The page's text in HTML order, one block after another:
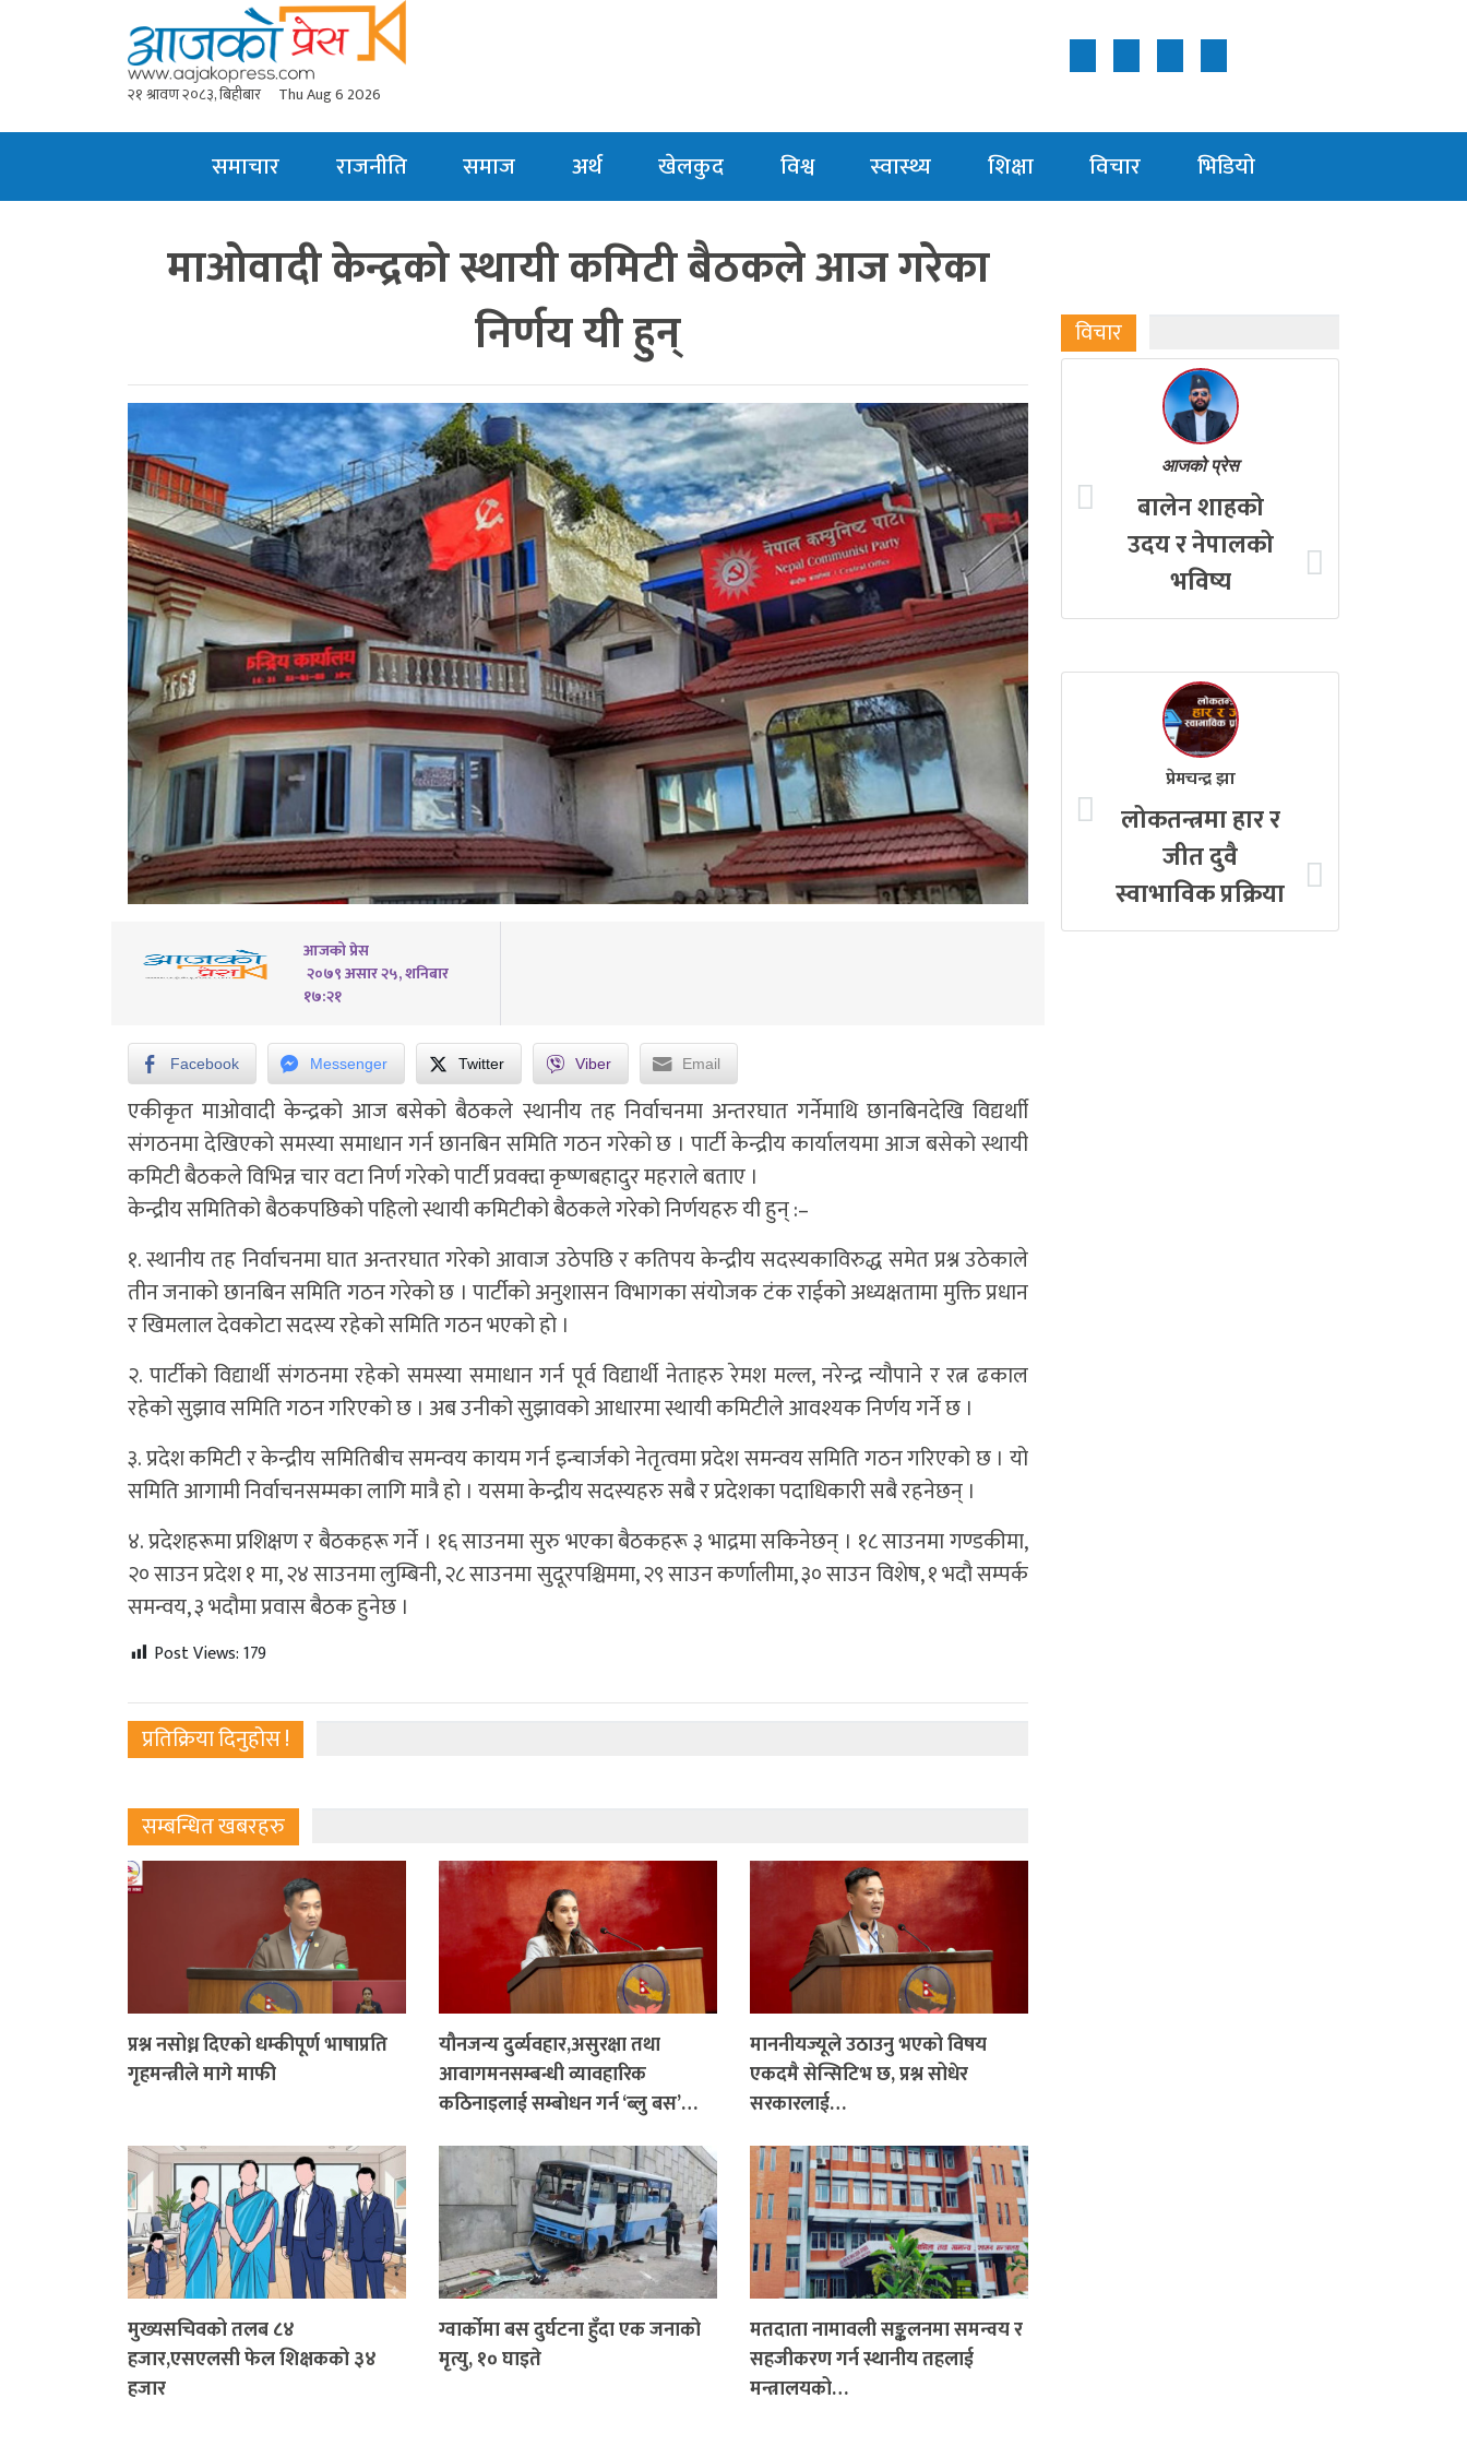
२१ श्रावण २०८३, बिहीबार Thu Aug 6 2026
समाचार राजनीति समाज अर्थ खेलकुद विश्व स्वास्थ्य शिक्षा विचार भिडियाे
माओवादी केन्द्रको स्थायी कमिटी बैठकले आज गरेका
निर्णय यी हुन्
आजको प्रेस
२०७९ असार २५, शनिबार
१७:२१
Facebook Messenger Twitter Viber Email
एकीकृत माओवादी केन्द्रको आज बसेको बैठकले स्थानीय तह निर्वाचनमा अन्तरघात गर्नेमाथि छानबिनदेखि विद्यर्थाी
संगठनमा देखिएको समस्या समाधान गर्न छानबिन समिति गठन गरेको छ । पार्टी केन्द्रीय कार्यालयमा आज बसेको स्थायी
कमिटी बैठकले विभिन्न चार वटा निर्ण गरेको पार्टी प्रवक्दा कृष्णबहादुर महराले बताए ।
केन्द्रीय समितिको बैठकपछिको पहिलो स्थायी कमिटीको बैठकले गरेको निर्णयहरु यी हुन् :–
१. स्थानीय तह निर्वाचनमा घात अन्तरघात गरेको आवाज उठेपछि र कतिपय केन्द्रीय सदस्यकाविरुद्ध समेत प्रश्न उठेकाले
तीन जनाको छानबिन समिति गठन गरेको छ । पार्टीको अनुशासन विभागका संयोजक टंक राईको अध्यक्षतामा मुक्ति प्रधान
र खिमलाल देवकोटा सदस्य रहेको समिति गठन भएको हो ।
२. पार्टीको विद्यार्थी संगठनमा रहेको समस्या समाधान गर्न पूर्व विद्यार्थी नेताहरु रेमश मल्ल, नरेन्द्र न्यौपाने र रत्न ढकाल
रहेको सुझाव समिति गठन गरिएको छ । अब उनीको सुझावको आधारमा स्थायी कमिटीले आवश्यक निर्णय गर्ने छ ।
३. प्रदेश कमिटी र केन्द्रीय समितिबीच समन्वय कायम गर्न इन्चार्जको नेतृत्वमा प्रदेश समन्वय समिति गठन गरिएको छ । यो
समिति आगामी निर्वाचनसम्मका लागि मात्रै हो । यसमा केन्द्रीय सदस्यहरु सबै र प्रदेशका पदाधिकारी सबै रहनेछन् ।
४. प्रदेशहरूमा प्रशिक्षण र बैठकहरू गर्ने । १६ साउनमा सुरु भएका बैठकहरू ३ भाद्रमा सकिनेछन् । १८ साउनमा गण्डकीमा,
२० साउन प्रदेश १ मा, २४ साउनमा लुम्बिनी, २८ साउनमा सुदूरपश्चिममा, २९ साउन कर्णालीमा, ३० साउन विशेष, १ भदौ सम्पर्क
समन्वय, ३ भदौमा प्रवास बैठक हुनेछ ।
Post Views:179
प्रतिक्रिया दिनुहोस !
सम्बन्धित खबरहरु
प्रश्न नसोध्न दिएको धम्कीपूर्ण भाषाप्रति
गृहमन्त्रीले मागे माफी
यौनजन्य दुर्व्यवहार,असुरक्षा तथा
आवागमनसम्बन्धी व्यावहारिक
कठिनाइलाई सम्बोधन गर्न ‘ब्लु बस’…
माननीयज्यूले उठाउनु भएको विषय
एकदमै सेन्सिटिभ छ, प्रश्न सोधेर
सरकारलाई…
मुख्यसचिवको तलब ८४
हजार,एसएलसी फेल शिक्षकको ३४
हजार
ग्वार्कोमा बस दुर्घटना हुँदा एक जनाको
मृत्यु, १० घाइते
मतदाता नामावली सङ्कलनमा समन्वय र
सहजीकरण गर्न स्थानीय तहलाई
मन्त्रालयको…
विचार
आजको प्रेस
बालेन शाहको
उदय र नेपालको
भविष्य
प्रेमचन्द्र झा
लोकतन्त्रमा हार र
जीत दुवै
स्वाभाविक प्रक्रिया